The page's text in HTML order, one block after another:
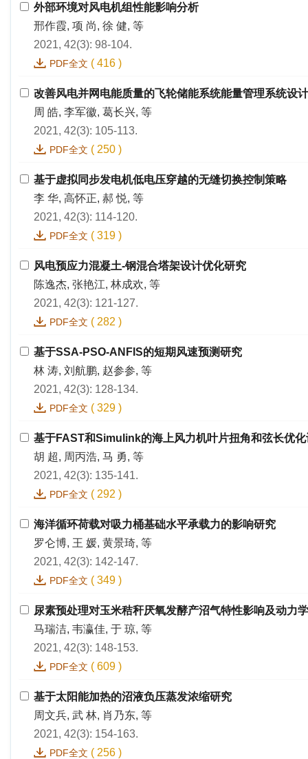
外部环境对风电机组性能影响分析
邢作霞, 项 尚, 徐 健, 等
2021, 42(3): 98-104.
PDF全文 ( 416 )
改善风电并网电能质量的飞轮储能系统能量管理系统设计
周 皓, 李军徽, 葛长兴, 等
2021, 42(3): 105-113.
PDF全文 ( 250 )
基于虚拟同步发电机低电压穿越的无缝切换控制策略
李 华, 高怀正, 郝 悦, 等
2021, 42(3): 114-120.
PDF全文 ( 319 )
风电预应力混凝土-钢混合塔架设计优化研究
陈逸杰, 张艳江, 林成欢, 等
2021, 42(3): 121-127.
PDF全文 ( 282 )
基于SSA-PSO-ANFIS的短期风速预测研究
林 涛, 刘航鹏, 赵参参, 等
2021, 42(3): 128-134.
PDF全文 ( 329 )
基于FAST和Simulink的海上风力机叶片扭角和弦长优
胡 超, 周丙浩, 马 勇, 等
2021, 42(3): 135-141.
PDF全文 ( 292 )
海洋循环荷载对吸力桶基础水平承载力的影响研究
罗仑博, 王 媛, 黄景琦, 等
2021, 42(3): 142-147.
PDF全文 ( 349 )
尿素预处理对玉米秸秆厌氧发酵产沼气特性影响及动力
马瑞洁, 韦瀛佳, 于 琼, 等
2021, 42(3): 148-153.
PDF全文 ( 609 )
基于太阳能加热的沼液负压蒸发浓缩研究
周文兵, 武 林, 肖乃东, 等
2021, 42(3): 154-163.
PDF全文 ( 256 )